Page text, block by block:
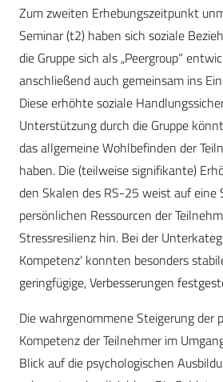
Zum zweiten Erhebungszeitpunkt
Seminar (t2) haben sich soziale
die Gruppe sich als „Peergroup“
anschließend auch gemeinsam ins
Diese erhöhte soziale
Unterstützung durch die Gruppe
das allgemeine Wohlbefinden der
haben. Die (teilweise signifikante)
den Skalen des RS-25 weist auf eine
persönlichen Ressourcen der
Stressresilienz hin. Bei der
Kompetenz‘ konnten besonders
geringfügige, Verbesserungen
Die wahrgenommene Steigerung der
Kompetenz der Teilnehmer im
Blick auf die psychologischen